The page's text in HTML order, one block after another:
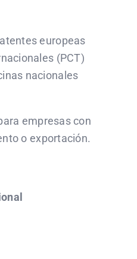
europeas
(PCT)
nacionales
empresas con
o exportación.